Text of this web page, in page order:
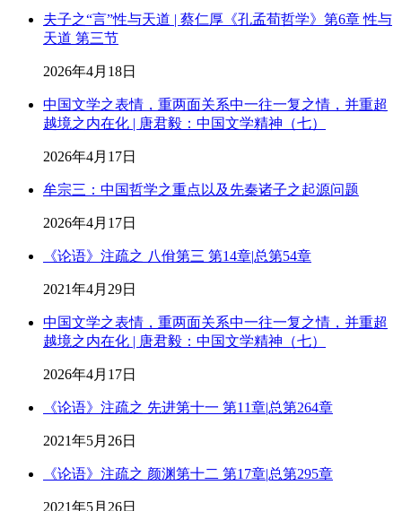
夫子之“言”性与天道 | 蔡仁厚《孔孟荀哲学》第6章 性与
天道 第三节
2026年4月18日
中国文学之表情，重两面关系中一往一复之情，并重超
越境之内在化 | 唐君毅：中国文学精神（七）
2026年4月17日
牟宗三：中国哲学之重点以及先秦诸子之起源问题
2026年4月17日
《论语》注疏之 八佾第三 第14章|总第54章
2021年4月29日
中国文学之表情，重两面关系中一往一复之情，并重超
越境之内在化 | 唐君毅：中国文学精神（七）
2026年4月17日
《论语》注疏之 先进第十一 第11章|总第264章
2021年5月26日
《论语》注疏之 颜渊第十二 第17章|总第295章
2021年5月26日